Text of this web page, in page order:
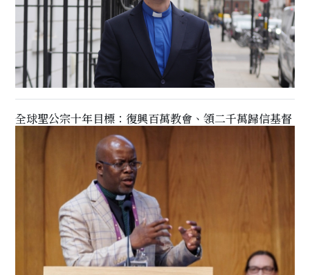
全球聖公宗十年目標：復興百萬教會、領二千萬歸信基督